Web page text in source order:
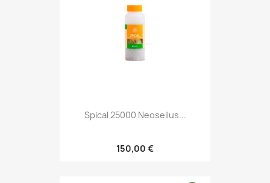
Spical 25000 Neoseilus...
150,00 €